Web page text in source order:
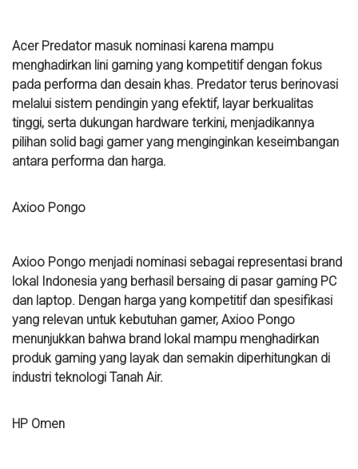
Acer Predator masuk nominasi karena mampu
menghadirkan lini gaming yang kompetitif dengan fokus
pada performa dan desain khas. Predator terus berinovasi
melalui sistem pendingin yang efektif, layar berkualitas
tinggi, serta dukungan hardware terkini, menjadikannya
pilihan solid bagi gamer yang menginginkan keseimbangan
antara performa dan harga.
Axioo Pongo
Axioo Pongo menjadi nominasi sebagai representasi brand
lokal Indonesia yang berhasil bersaing di pasar gaming PC
dan laptop. Dengan harga yang kompetitif dan spesifikasi
yang relevan untuk kebutuhan gamer, Axioo Pongo
menunjukkan bahwa brand lokal mampu menghadirkan
produk gaming yang layak dan semakin diperhitungkan di
industri teknologi Tanah Air.
HP Omen